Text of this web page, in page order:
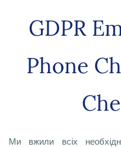
GDPR
Phone
Ми вжили всіх